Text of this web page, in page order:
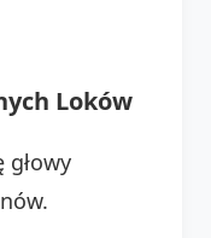
Loków